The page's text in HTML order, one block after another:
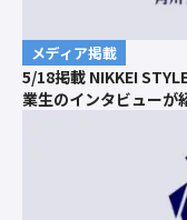
メディア掲載
5/18掲載 NIKKEI
業生のインタビューが